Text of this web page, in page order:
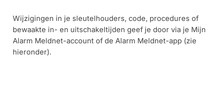
Wijzigingen in je sleutelhouders, code, procedures of
bewaakte in- en uitschakeltijden geef je door via je Mijn
Alarm Meldnet-account of de Alarm Meldnet-app (zie
hieronder).